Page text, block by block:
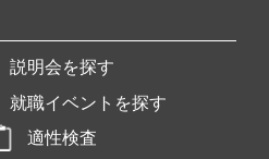
説明会を探す
就職イベントを探す
適性検査